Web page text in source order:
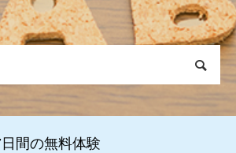
間の無料体験